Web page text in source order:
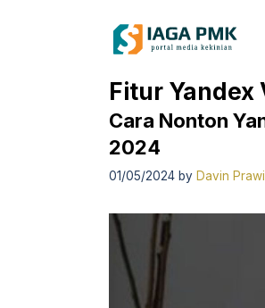
Fitur Yandex
Cara Nonton
2024
01/05/2024 by Davin